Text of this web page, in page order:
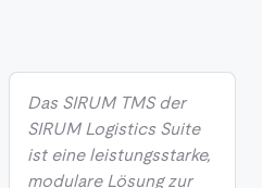
Das SIRUM TMS der
SIRUM Logistics Suite
ist eine leistungsstarke,
modulare Lösung zur